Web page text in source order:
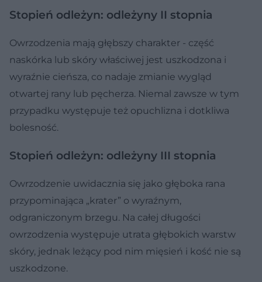
Stopień odleżyn: odleżyny II stopnia
Owrzodzenia mają głębszy charakter - część
naskórka lub skóry właściwej jest uszkodzona i
wyraźnie cieńsza, co nadaje zmianie wygląd
otwartej rany lub pęcherza. Niemal zawsze w tym
przypadku występuje też opuchlizna i dotkliwa
bolesność.
Stopień odleżyn: odleżyny III stopnia
Owrzodzenie uwidacznia się jako głęboka rana
przypominająca „krater” o wyraźnym,
odgraniczonym brzegu. Na całej długości
owrzodzenia występuje utrata głębokich warstw
skóry, jednak leżący pod nim mięsień i kość nie są
uszkodzone.